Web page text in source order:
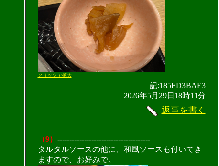
クリックで拡大
記:185ED3BAE3
2026年5月29日18時11分
返事を書く
（9） --------------------------------------
タルタルソースの他に、和風ソースも付いてき
ますので、お好みで。